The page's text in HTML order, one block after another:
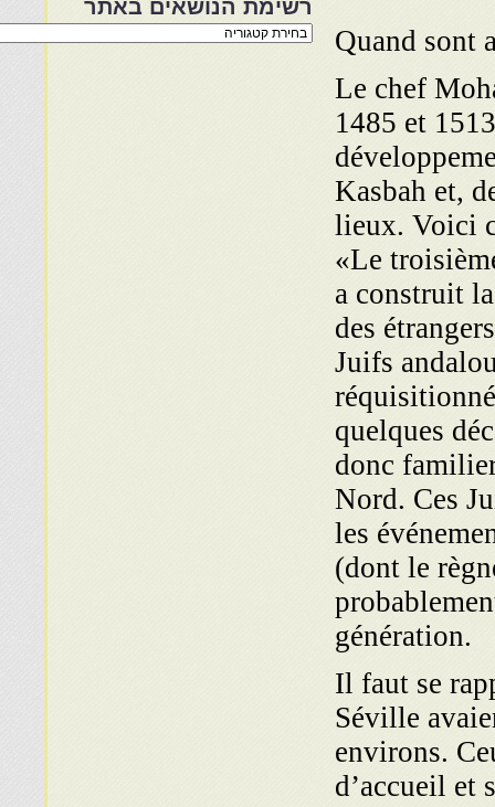
Quand sont
Le chef
1485 et
Kasbah et,
lieux. Voici
«Le
a construit
des
Juifs
quelques
donc
Nord. Ces
les
(dont le
génération.
Il faut se
Séville
environs.
d’accueil et
רשימת הנושאים באתר
רשימת
הנושאים